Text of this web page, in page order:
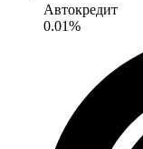
Автокредит
0.01%